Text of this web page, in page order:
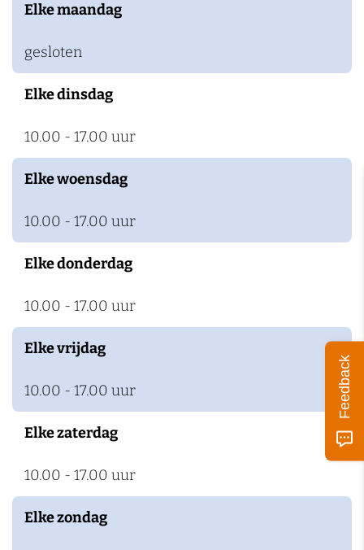
m
e
Elke maandag
gesloten
Elke dinsdag
10.00 - 17.00 uur
Elke woensdag
10.00 - 17.00 uur
Elke donderdag
10.00 - 17.00 uur
Elke vrijdag
10.00 - 17.00 uur
Elke zaterdag
10.00 - 17.00 uur
Elke zondag
Feedback